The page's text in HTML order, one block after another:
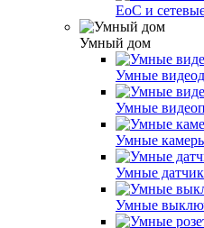
EoC и
Умный дом
Умные
Умные
Умные
Умные
Умные